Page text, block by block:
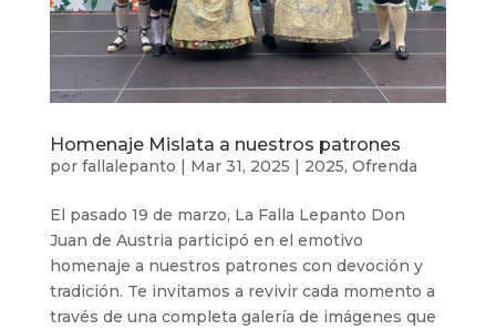
Homenaje Mislata a nuestros patrones
por fallalepanto | Mar 31, 2025 | 2025, Ofrenda
El pasado 19 de marzo, La Falla Lepanto Don
Juan de Austria participó en el emotivo
homenaje a nuestros patrones con devoción y
tradición. Te invitamos a revivir cada momento a
través de una completa galería de imágenes que